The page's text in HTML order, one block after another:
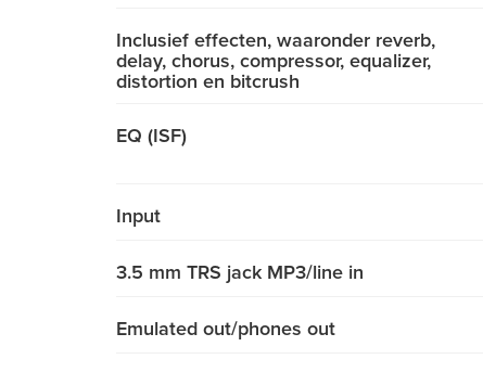
Inclusief effecten, waaronder reverb,
delay, chorus, compressor, equalizer,
distortion en bitcrush
EQ (ISF)
Input
3.5 mm TRS jack MP3/line in
Emulated out/phones out